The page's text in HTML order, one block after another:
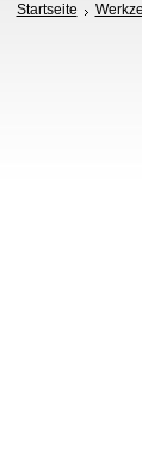
Startseite